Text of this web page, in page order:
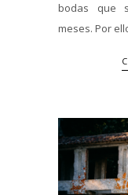
bodas que
meses. Por